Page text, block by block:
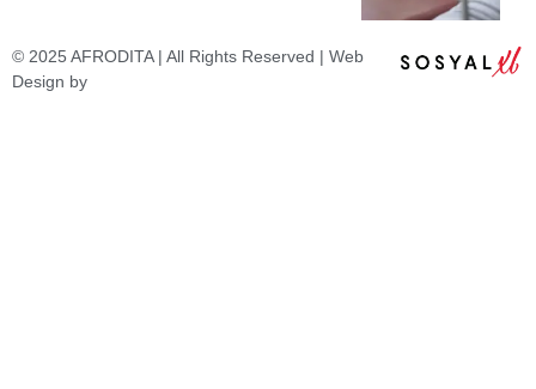
© 2025 AFRODITA | All Rights Reserved | Web
Design by